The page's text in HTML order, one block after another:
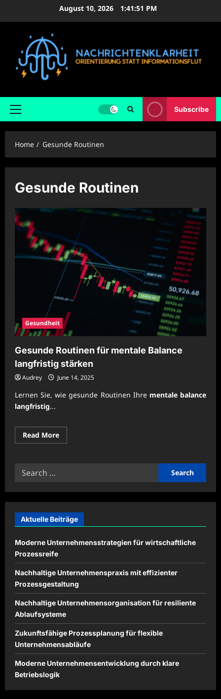
August 10, 2026 1:41:52 PM
Primary
Subscribe
Home Gesunde Routinen
Gesunde Routinen
Gesundheit
Gesunde Routinen für mentale Balance
langfristig stärken
Audrey June 14, 2025
Lernen Sie, wie gesunde Routinen Ihre mentale balance
langfristig...
Read MoreRead
more
Search
Aktuelle Beiträge
Moderne Unternehmensstrategien für wirtschaftliche
Prozessreife
Nachhaltige Unternehmenspraxis mit effizienter
Prozessgestaltung
Nachhaltige Unternehmensorganisation für resiliente
Ablaufsysteme
Zukunftsfähige Prozessplanung für flexible
Unternehmensabläufe
Moderne Unternehmensentwicklung durch klare
Betriebslogik